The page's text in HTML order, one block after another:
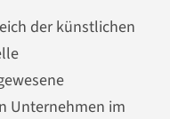
der künstlichen
Unternehmen im